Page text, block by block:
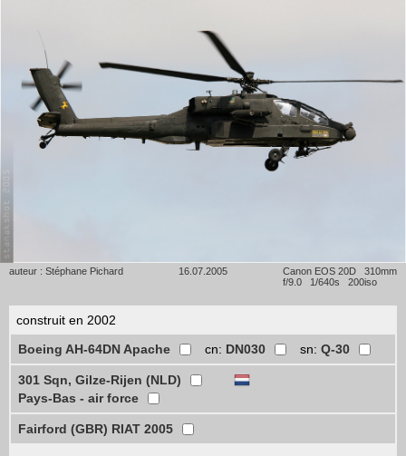
auteur : Stéphane Pichard 16.07.2005
Canon EOS 20D 310mm
f/9.0 1/640s 200iso
construit en 2002
Boeing AH-64DN Apache
cn: DN030 sn: Q-30
301 Sqn, Gilze-Rijen (NLD)
Pays-Bas - air force
Fairford (GBR) RIAT 2005